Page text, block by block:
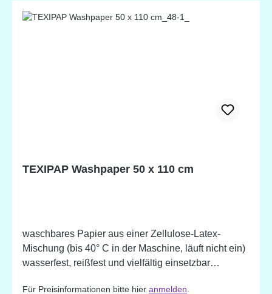
TEXIPAP Washpaper 50 x 110 cm
waschbares Papier aus einer Zellulose-Latex-
Mischung (bis 40° C in der Maschine, läuft nicht ein)
wasserfest, reißfest und vielfältig einsetzbar
Kreativität keine Grenzen gesetzt. Das Papier kann
Für Preisinformationen bitte hier anmelden